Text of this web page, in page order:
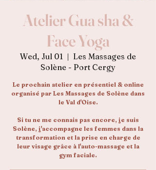
Atelier Gua sha &
Face Yoga
Wed, Jul 01
  |
Les Massages de
Solène - Port Cergy
Le prochain atelier en présentiel & online
organisé par Les Massages de Solène dans
le Val d'Oise.
Si tu ne me connais pas encore, je suis
Solène, j'accompagne les femmes dans la
transformation et la prise en charge de
leur visage grâce à l'auto-massage et la
gym faciale.